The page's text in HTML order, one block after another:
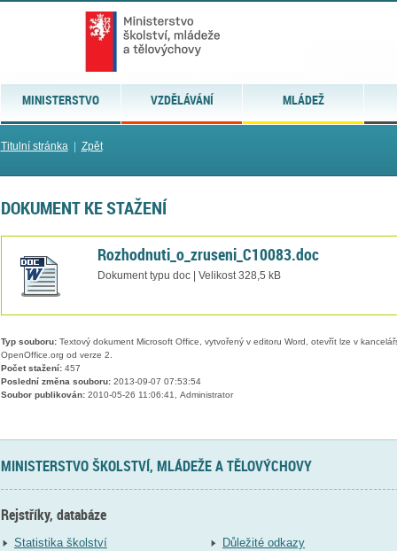
MINISTERSTVO VZDĚLÁVÁNÍ MLÁDEŽ
Titulní stránka| Zpět
DOKUMENT KE STAŽENÍ
Rozhodnuti_o_zruseni_C10083.doc
Dokument typu doc | Velikost 328,5 kB
Typ souboru:Textový dokument Microsoft Office, vytvořený v editoru Word, otevřít lze v
OpenOffice.org od verze 2.
Počet stažení:457
Poslední změna souboru:2013-09-07 07:53:54
Soubor publikován:2010-05-26 11:06:41, Administrator
MINISTERSTVO ŠKOLSTVÍ, MLÁDEŽE A TĚLOVÝCHOVY
Rejstříky, databáze
Statistika školství
Důležité odkazy